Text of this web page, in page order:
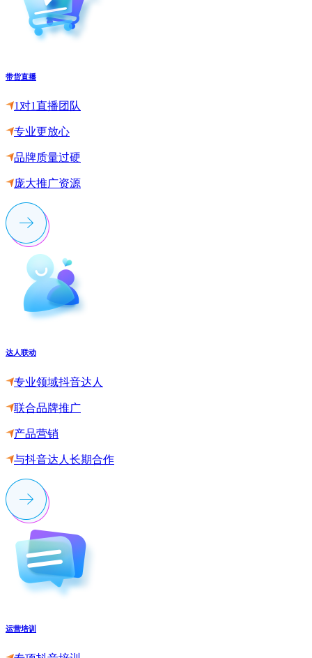
带货直播
1对1直播团队
专业更放心
品牌质量过硬
庞大推广资源
达人联动
专业领域抖音达人
联合品牌推广
产品营销
与抖音达人长期合作
运营培训